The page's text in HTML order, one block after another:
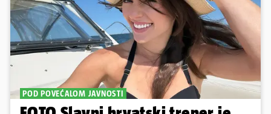
POD POVEĆALOM JAVNOSTI